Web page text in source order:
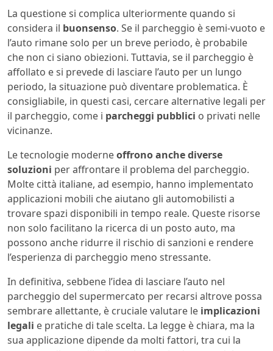
La questione si complica ulteriormente quando si
considera il buonsenso. Se il parcheggio è semi-vuoto e
l’auto rimane solo per un breve periodo, è probabile
che non ci siano obiezioni. Tuttavia, se il parcheggio è
affollato e si prevede di lasciare l’auto per un lungo
periodo, la situazione può diventare problematica. È
consigliabile, in questi casi, cercare alternative legali per
il parcheggio, come i parcheggi pubblici o privati nelle
vicinanze.
Le tecnologie moderneoffrono anche diverse
soluzioni per affrontare il problema del parcheggio.
Molte città italiane, ad esempio, hanno implementato
applicazioni mobili che aiutano gli automobilisti a
trovare spazi disponibili in tempo reale. Queste risorse
non solo facilitano la ricerca di un posto auto, ma
possono anche ridurre il rischio di sanzioni e rendere
l’esperienza di parcheggio meno stressante.
In definitiva, sebbene l’idea di lasciare l’auto nel
parcheggio del supermercato per recarsi altrove possa
sembrare allettante, è cruciale valutare le implicazioni
legali e pratiche di tale scelta. La legge è chiara, ma la
sua applicazione dipende da molti fattori, tra cui la